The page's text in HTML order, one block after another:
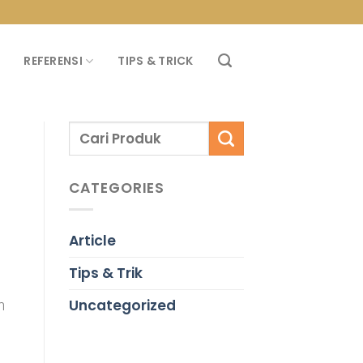
REFERENSI TIPS & TRICK
CATEGORIES
Article
Tips & Trik
Uncategorized